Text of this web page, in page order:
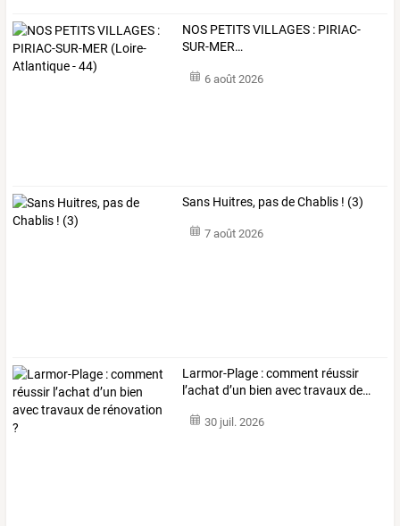
NOS PETITSVILLAGES : PIRIAC-
SUR-MER…
6 août 2026
Sans Huitres, pas de Chablis ! (3)
7 août 2026
Larmor-Plage :comment réussir
l’achat d’un bien avectravauxde…
30 juil. 2026